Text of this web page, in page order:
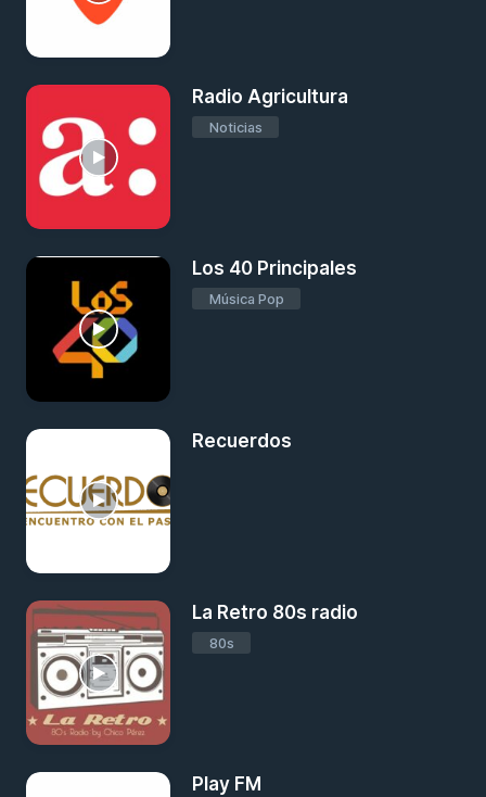
Radio Agricultura
Noticias
Los 40 Principales
Música Pop
Recuerdos
La Retro 80s radio
80s
Play FM